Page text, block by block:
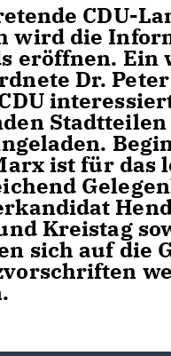
CDU-
wird die
eröffnen.
Dr.
ist für das
Kreistag
sich auf die